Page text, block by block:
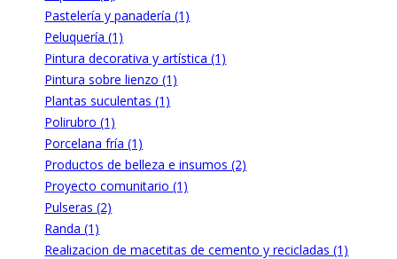
Pastelería y panadería (1)
Peluquería (1)
Pintura decorativa y artística (1)
Pintura sobre lienzo (1)
Plantas suculentas (1)
Polirubro (1)
Porcelana fría (1)
Productos de belleza e insumos (2)
Proyecto comunitario (1)
Pulseras (2)
Randa (1)
Realizacion de macetitas de cemento y recicladas (1)